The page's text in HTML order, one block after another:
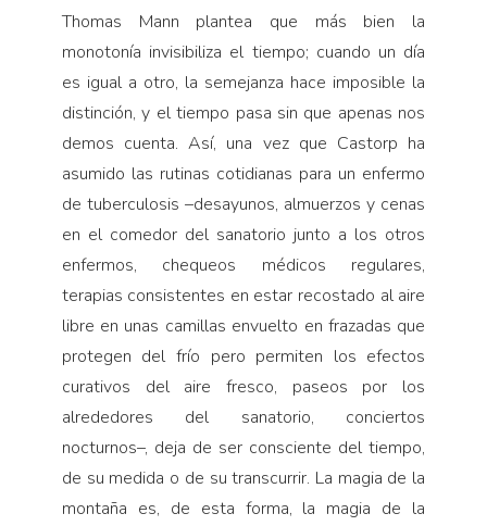
Thomas Mann plantea que más bien la
monotonía invisibiliza el tiempo; cuando un día
es igual a otro, la semejanza hace imposible la
distinción, y el tiempo pasa sin que apenas nos
demos cuenta. Así, una vez que Castorp ha
asumido las rutinas cotidianas para un enfermo
de tuberculosis –desayunos, almuerzos y cenas
en el comedor del sanatorio junto a los otros
enfermos, chequeos médicos regulares,
terapias consistentes en estar recostado al aire
libre en unas camillas envuelto en frazadas que
protegen del frío pero permiten los efectos
curativos del aire fresco, paseos por los
alrededores del sanatorio, conciertos
nocturnos–, deja de ser consciente del tiempo,
de su medida o de su transcurrir. La magia de la
montaña es, de esta forma, la magia de la